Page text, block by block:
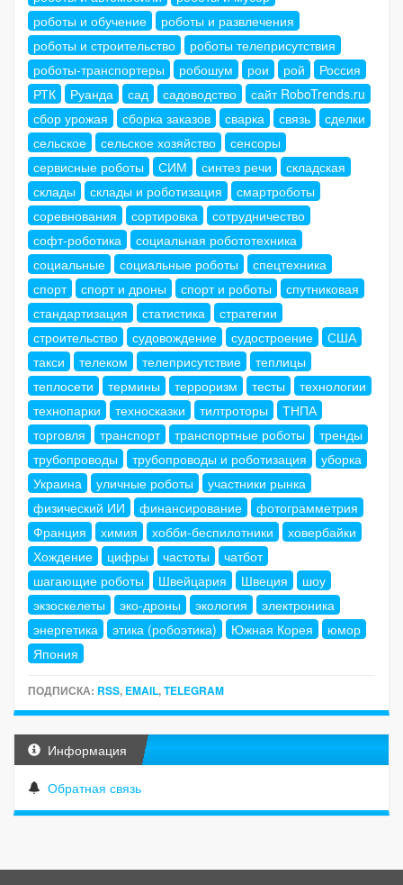
роботы и обучение
роботы и развлечения
роботы и строительство
роботы телеприсутствия
роботы-транспортеры
робошум рои рой
Россия
РТК
Руанда сад садоводство
сайт RoboTrends.ru
сбор урожая
сборка заказов сварка связь
сделки
сельское
сельское хозяйство
сенсоры
сервисные роботы
СИМ синтез речи
складская
склады
склады и роботизация
смартроботы
соревнования
сортировка
сотрудничество
софт-роботика
социальная робототехника
социальные
социальные роботы
спецтехника
спорт
спорт и дроны спорт и роботы
спутниковая
стандартизация
статистика
стратегии
строительство
судовождение судостроение
США
такси
телеком телеприсутствие
теплицы
теплосети
термины терроризм тесты
технологии
технопарки
техносказки тилтроторы
ТНПА
торговля
транспорт транспортные роботы
тренды
трубопроводы
трубопроводы и роботизация
уборка
Украина
уличные роботы
участники рынка
физический ИИ
финансирование
фотограмметрия
Франция
химия хобби-беспилотники
ховербайки
Хождение
цифры частоты
чатбот
шагающие роботы
Швейцария Швеция
шоу
экзоскелеты
эко-дроны экология
электроника
энергетика
этика (робоэтика) Южная Корея
юмор
Япония
ПОДПИСКА: RSS, EMAIL,TELEGRAM
Информация
Обратная связь